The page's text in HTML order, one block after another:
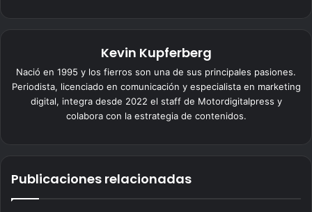
Kevin Kupferberg
Nació en 1995 y los fierros son una de sus principales pasiones.
Periodista, licenciado en comunicación y especialista en marketing
digital, integra desde 2022 el staff de Motordigitalpress y
colabora con la estrategia de contenidos.
Publicaciones relacionadas